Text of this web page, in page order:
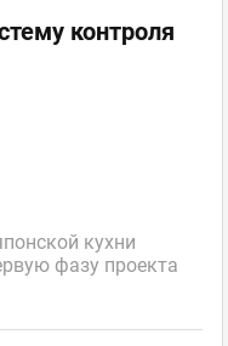
контроля
кухни
фазу проекта